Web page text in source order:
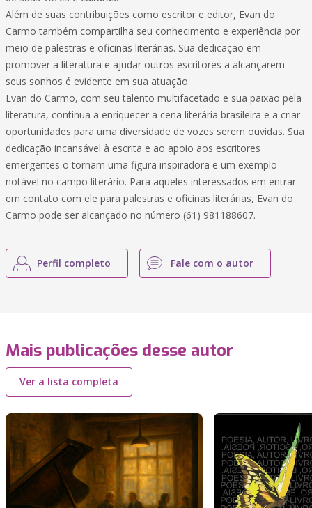
Além de suas contribuições como escritor e editor, Evan do
Carmo também compartilha seu conhecimento e experiência por
meio de palestras e oficinas literárias. Sua dedicação em
promover a literatura e ajudar outros escritores a alcançarem
seus sonhos é evidente em sua atuação.
Evan do Carmo, com seu talento multifacetado e sua paixão pela
literatura, continua a enriquecer a cena literária brasileira e a criar
oportunidades para uma diversidade de vozes serem ouvidas. Sua
dedicação incansável à escrita e ao apoio aos escritores
emergentes o tornam uma figura inspiradora e um exemplo
notável no campo literário. Para aqueles interessados em entrar
em contato com ele para palestras e oficinas literárias, Evan do
Carmo pode ser alcançado no número (61) 981188607.
Perfil completo Fale com o autor
Mais publicações desse autor
Ver a lista completa